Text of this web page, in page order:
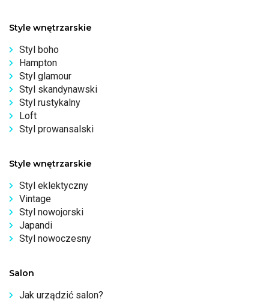
Style wnętrzarskie
Styl boho
Hampton
Styl glamour
Styl skandynawski
Styl rustykalny
Loft
Styl prowansalski
Style wnętrzarskie
Styl eklektyczny
Vintage
Styl nowojorski
Japandi
Styl nowoczesny
Salon
Jak urządzić salon?